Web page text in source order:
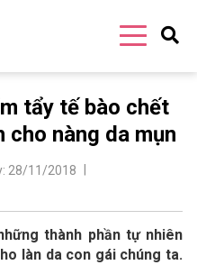
tẩy tế bào chết
nàng da mụn
28/11/2018
thành phần tự nhiên
làn da con gái chúng ta.